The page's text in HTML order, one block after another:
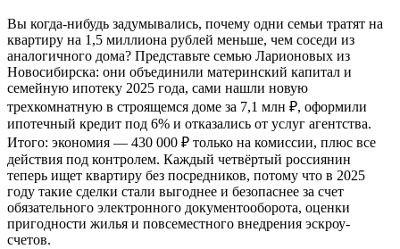
Вы когда-нибудь задумывались, почему одни семьи тратят на
квартиру на 1,5 миллиона рублей меньше, чем соседи из
аналогичного дома? Представьте семью Ларионовых из
Новосибирска: они объединили материнский капитал и
семейную ипотеку 2025 года, сами нашли новую
трехкомнатную в строящемся доме за 7,1 млн ₽, оформили
ипотечный кредит под 6% и отказались от услуг агентства.
Итого: экономия — 430 000 ₽ только на комиссии, плюс все
действия под контролем. Каждый четвёртый россиянин
теперь ищет квартиру без посредников, потому что в 2025
году такие сделки стали выгоднее и безопаснее за счет
обязательного электронного документооборота, оценки
пригодности жилья и повсеместного внедрения эскроу-
счетов.